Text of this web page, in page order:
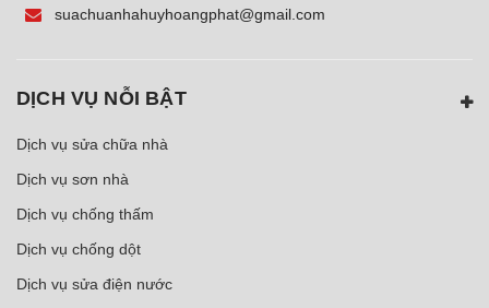
suachuanhahuyhoangphat@gmail.com
DỊCH VỤ NỖI BẬT
Dịch vụ sửa chữa nhà
Dịch vụ sơn nhà
Dịch vụ chống thấm
Dịch vụ chống dột
Dịch vụ sửa điện nước